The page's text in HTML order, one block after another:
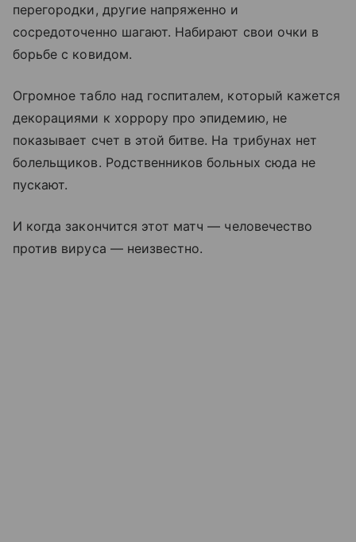
перегородки, другие напряженно и
сосредоточенно шагают. Набирают свои очки в
борьбе с ковидом.
Огромное табло над госпиталем, который кажется
декорациями к хоррору про эпидемию, не
показывает счет в этой битве. На трибунах нет
болельщиков. Родственников больных сюда не
пускают.
И когда закончится этот матч — человечество
против вируса — неизвестно.